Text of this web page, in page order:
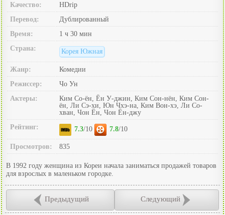
Качество:
HDrip
Перевод:
Дублированный
Время:
1 ч 30 мин
Страна:
Корея Южная
Жанр:
Комедии
Режиссер:
Чо Ун
Актеры:
Ким Со-ён, Ён У-джин, Ким Сон-нён, Ким Сон-
ён, Ли Сэ-хи, Юн Чхэ-на, Ким Вон-хэ, Ли Со-
хван, Чон Ён, Чон Ён-джу
Рейтинг:
7.3/10 7.8/10
Просмотров: 835
В 1992 году женщина из Кореи начала заниматься продажей товаров
для взрослых в маленьком городке.
Предыдущий Следующий